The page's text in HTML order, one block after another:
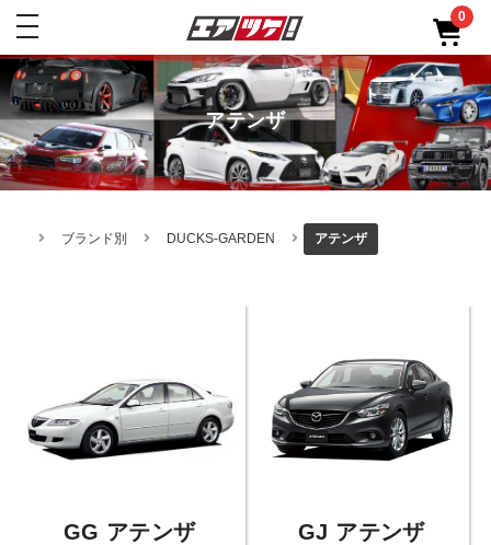
toggle
0
アテンザ
ブランド別 DUCKS-GARDEN アテンザ
GG アテンザ GJ アテンザ